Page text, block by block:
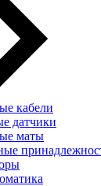
кабели
датчики
маты